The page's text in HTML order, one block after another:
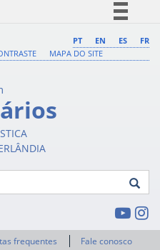
Comunica BR
Acesso à informação
Legislação
PT EN ES
FR
MAPA DO SITE
frequentes Fale conosco